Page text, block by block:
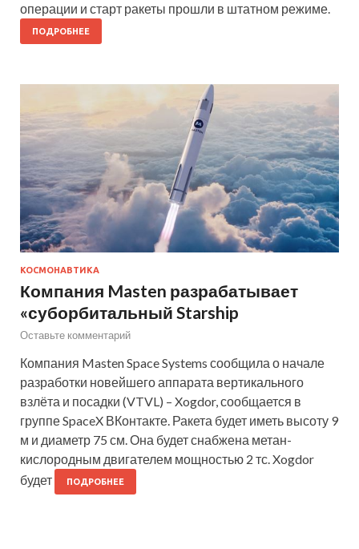
операции и старт ракеты прошли в штатном режиме.
ПОДРОБНЕЕ
КОСМОНАВТИКА
Компания Masten разрабатывает
«суборбитальный Starship
Оставьте комментарий
Компания Masten Space Systems сообщила о начале
разработки новейшего аппарата вертикального
взлёта и посадки (VTVL) – Xogdor, сообщается в
группе SpaceX ВКонтакте. Ракета будет иметь высоту 9
м и диаметр 75 см. Она будет снабжена метан-
кислородным двигателем мощностью 2 тс. Xogdor
будет
ПОДРОБНЕЕ